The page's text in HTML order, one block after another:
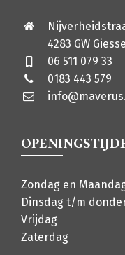
4283 GW
06 511 079 33
0183 443 579
Zondag en
Dinsdag t/m
Vrijdag
Zaterdag